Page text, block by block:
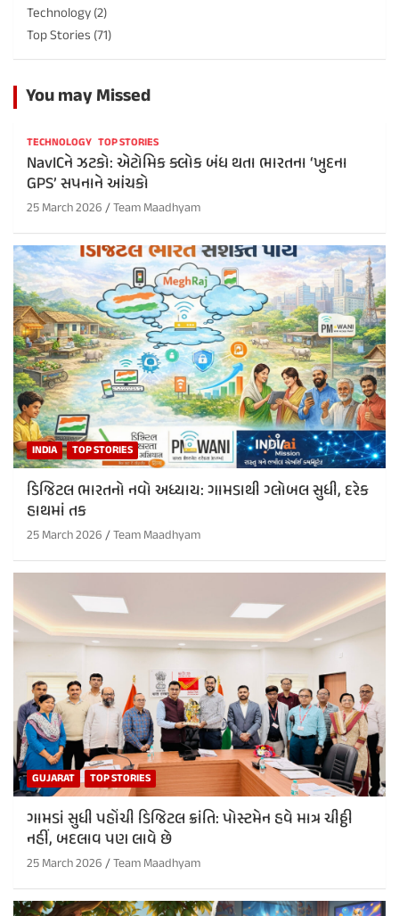
Technology(2)
Top Stories (71)
You may Missed
TECHNOLOGY TOP STORIES
NavICને ઝટકો: એટોમિક ક્લોક બંધ થતા ભારતના ‘ખુદના
GPS’ સપનાને આંચકો
25 March 2026 Team Maadhyam
INDIA TOP STORIES
ડિજિટલ ભારતનો નવો અધ્યાય: ગામડાથી ગ્લોબલ સુધી, દરેક
હાથમાં તક
25 March 2026 Team Maadhyam
GUJARAT TOP STORIES
ગામડાં સુધી પહોંચી ડિજિટલ ક્રાંતિ: પોસ્ટમેન હવે માત્ર ચીઠ્ઠી
નહીં, બદલાવ પણ લાવે છે
25 March 2026 Team Maadhyam